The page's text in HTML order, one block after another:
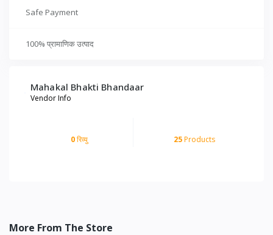
Safe Payment
100% प्रामाणिक उत्पाद
Mahakal Bhakti Bhandaar
Vendor Info
0रिव्यु 25Products
More From The Store